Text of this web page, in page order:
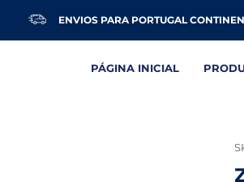
ENVIOS PARA PORTUGAL
PÁGINA INICIAL